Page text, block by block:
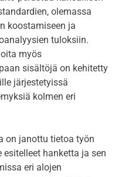
olemassa
koostamiseen ja
tuloksiin.
myös
sisältöjä on kehitetty
järjestetyissä
kolmen eri
on janottu tietoa työn
hanketta ja sen
eri alojen